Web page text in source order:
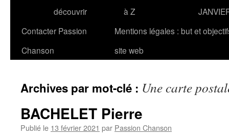
découvrir
à Z
Contacter Passion
Chanson
Mentions légales : but et
site web
Archives par mot-clé : Une carte
BACHELET Pierre
Publié le 13 février 2021 par Passion Chanson